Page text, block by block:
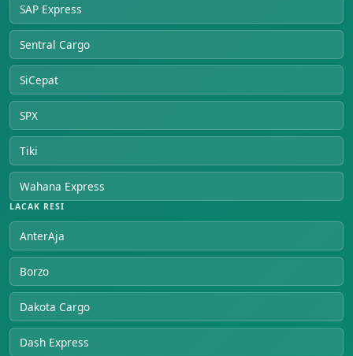
SAP Express
Sentral Cargo
SiCepat
SPX
Tiki
Wahana Express
LACAK RESI
AnterAja
Borzo
Dakota Cargo
Dash Express